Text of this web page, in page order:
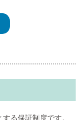
る保証制度です。